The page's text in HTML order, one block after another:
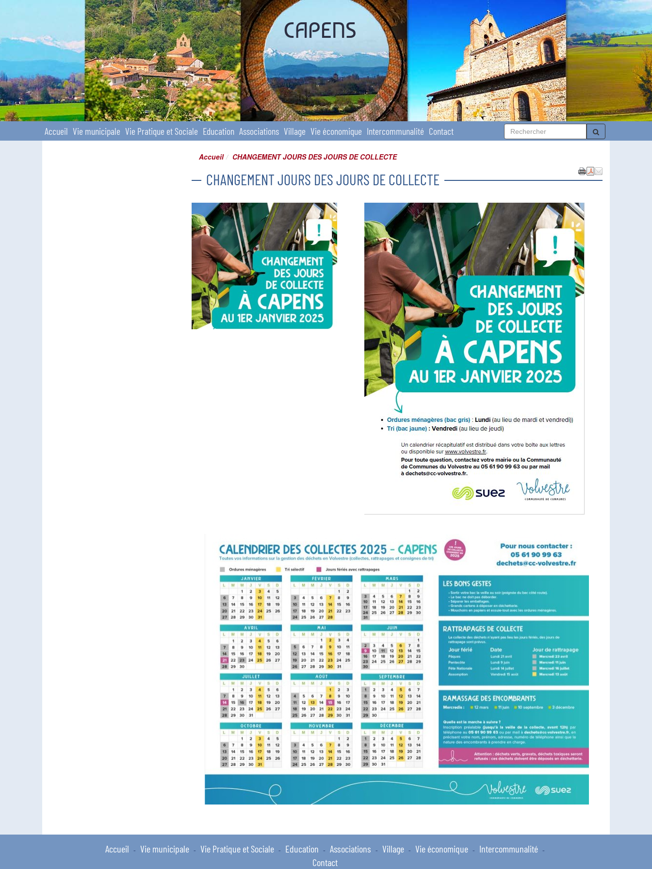
CAPENS
Site officiel
Accueil Vie municipale Vie Pratique et Sociale Education Associations Village Vie économique Intercommunalité Contact
Accueil CHANGEMENT JOURS DES JOURS DE COLLECTE
CHANGEMENT JOURS DES JOURS DE COLLECTE
Accueil - Vie municipale - Vie Pratique et Sociale - Education - Associations - Village - Vie économique - Intercommunalité -
Contact